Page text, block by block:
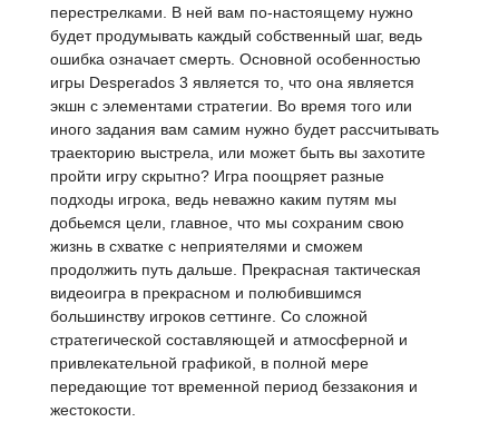
перестрелками. В ней вам по-настоящему нужно
будет продумывать каждый собственный шаг, ведь
ошибка означает смерть. Основной особенностью
игры Desperados 3 является то, что она является
экшн с элементами стратегии. Во время того или
иного задания вам самим нужно будет рассчитывать
траекторию выстрела, или может быть вы захотите
пройти игру скрытно? Игра поощряет разные
подходы игрока, ведь неважно каким путям мы
добьемся цели, главное, что мы сохраним свою
жизнь в схватке с неприятелями и сможем
продолжить путь дальше. Прекрасная тактическая
видеоигра в прекрасном и полюбившимся
большинству игроков сеттинге. Со сложной
стратегической составляющей и атмосферной и
привлекательной графикой, в полной мере
передающие тот временной период беззакония и
жестокости.